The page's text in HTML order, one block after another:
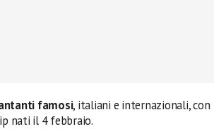
famosi, italiani e internazionali, con
nati il 4 febbraio.